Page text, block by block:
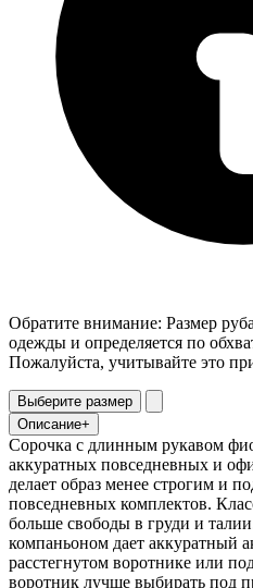
Обратите внимание: Размер
одежды и определяется по
Пожалуйста, учитывайте это
Выберите размер
Описание+
Сорочка с длинным рукавом
аккуратных повседневных и
делает образ менее строгим и
повседневных комплектов.
больше свободы в груди и
компаньоном дает аккуратный
расстегнутом воротнике или
воротник лучше выбирать под